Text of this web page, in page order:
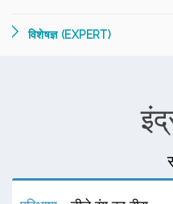
विशेषज्ञ (EXPERT)